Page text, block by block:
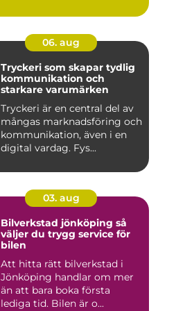
06. aug
Tryckeri som skapar tydlig
kommunikation och
starkare varumärken
Tryckeri är en central del av
mångas marknadsföring och
kommunikation, även i en
digital vardag. Fys...
03. aug
Bilverkstad jönköping så
väljer du trygg service för
bilen
Att hitta rätt bilverkstad i
Jönköping handlar om mer
än att bara boka första
lediga tid. Bilen är o...